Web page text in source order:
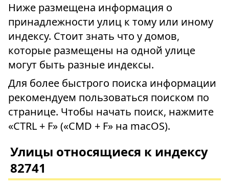
Ниже размещена информация о
принадлежности улиц к тому или иному
индексу. Стоит знать что у домов,
которые размещены на одной улице
могут быть разные индексы.
Для более быстрого поиска информации
рекомендуем пользоваться поиском по
странице. Чтобы начать поиск, нажмите
«CTRL + F» («CMD + F» на macOS).
Улицы относящиеся к индексу
82741